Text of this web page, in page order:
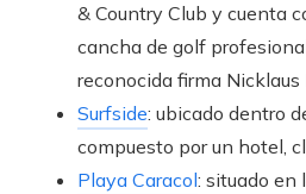
& Country Club y cuenta
cancha de golf
reconocida firma Nicklaus
Surfside: ubicado dentro
compuesto por un hotel,
Playa Caracol: situado en